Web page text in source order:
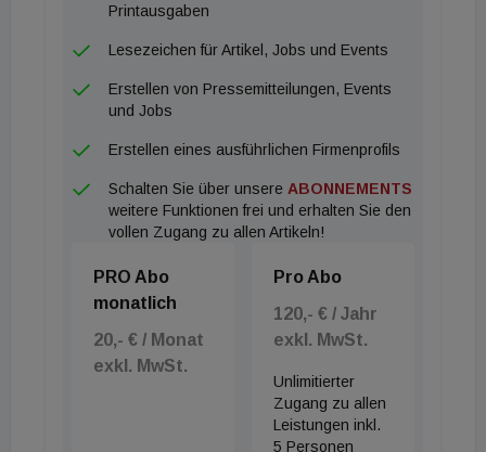
Printausgaben
Lesezeichen für Artikel, Jobs und Events
Erstellen von Pressemitteilungen, Events
und Jobs
Erstellen eines ausführlichen Firmenprofils
Schalten Sie über unsere ABONNEMENTS
weitere Funktionen frei und erhalten Sie den
vollen Zugang zu allen Artikeln!
PRO Abo
monatlich
20,- € / Monat
exkl. MwSt.
Pro Abo
120,- € / Jahr
exkl. MwSt.
Unlimitierter
Zugang zu allen
Leistungen inkl.
5 Personen